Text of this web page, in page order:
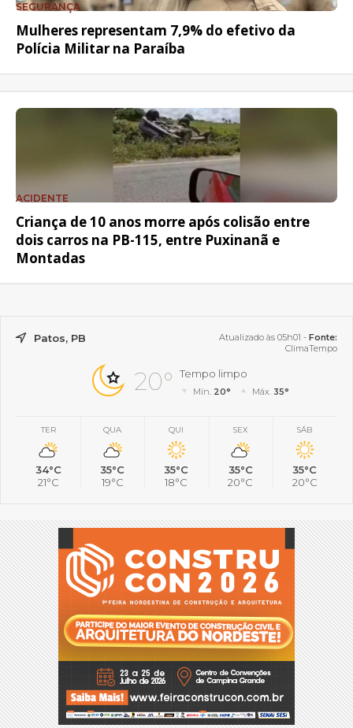
SEGURANÇA
Mulheres representam 7,9% do efetivo da
Polícia Militar na Paraíba
ACIDENTE
Criança de 10 anos morre após colisão entre
dois carros na PB-115, entre Puxinanã e
Montadas
Patos, PB Atualizado às 05h01 - Fonte:
ClimaTempo
20° Tempo limpo
Mín. 20° Máx. 35°
TER
34°C
21°C
QUA
35°C
19°C
QUI
35°C
18°C
SEX
35°C
20°C
SÁB
35°C
20°C